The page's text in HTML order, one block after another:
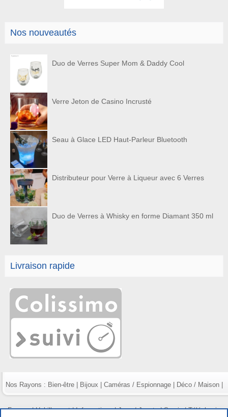
Nos nouveautés
Duo de Verres Super Mom & Daddy Cool
Verre Jeton de Casino Incrusté
Seau à Glace LED Haut-Parleur Bluetooth
Distributeur pour Verre à Liqueur avec 6 Verres
Duo de Verres à Whisky en forme Diamant 350 ml
Livraison rapide
Nos Rayons : Bien-être| Bijoux Caméras / Espionnage| Déco / Maison|
Fumeur|Habillement|Informatique|Jeux / Jouets|Survie|Téléphonie